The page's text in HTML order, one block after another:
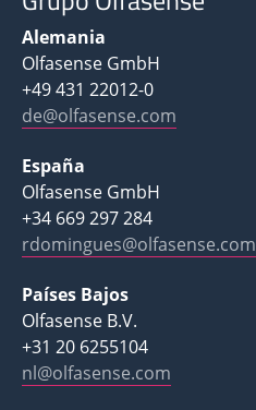
Alemania
Olfasense GmbH
+49 431 22012-0
de@olfasense.com
España
Olfasense GmbH
+34 669 297 284
rdomingues@olfasense.com
Países Bajos
Olfasense B.V.
+31 20 6255104
nl@olfasense.com